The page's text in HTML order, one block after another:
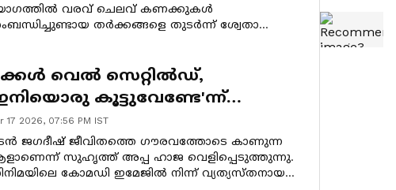
വരവ് ചെലവ് കണക്കുകൾ
തർക്കങ്ങളെ തുടർന്ന് ശ്വേതാ
അതൃപ്തിയുണ്ടായിരുന്നു.
വെൽ സെറ്റിൽഡ്,
കൂട്ടുവേണ്ടേ'ന്ന്
ജഗദീഷിന്റെ മറുപടി
പറഞ്ഞ് അപ്പ ഹാജ
17 2026, 07:56 PM IST
ജഗദീഷ് ജീവിതത്തെ ഗൗരവത്തോടെ കാണുന്ന
സുഹൃത്ത് അപ്പ ഹാജ വെളിപ്പെടുത്തുന്നു.
കോമഡി ഇമേജിൽ നിന്ന് വ്യത്യസ്തനായ